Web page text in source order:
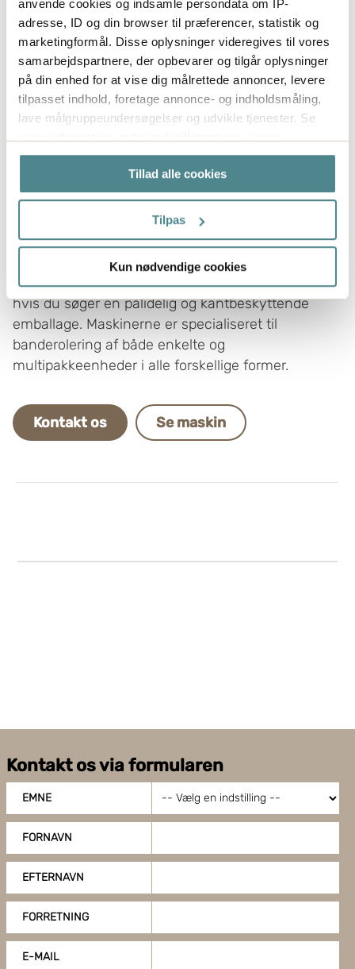
anvende cookies og indsamle persondata om IP-
adresse, ID og din browser til præferencer, statistik og
marketingformål. Disse oplysninger videregives til vores
samarbejdspartnere, der opbevarer og tilgår oplysninger
på din enhed for at vise dig målrettede annoncer, levere
tilpasset indhold, foretage annonce- og indholdsmåling,
lave målgruppeundersøgelser og udvikle tjenester. Se
persondatapolitik. Du kan altid trække dit samtykke
tilbage eller ændre indstillinger fra vores
"Cookiedeklaration", eller ved at trykke på "Privacy
Hvis du tillader det, vil vi også gerne:
Indsamle præcise oplysninger om din placering,
Identificere din enhed baseret på en scanning af
dens unikke karakteristika (fingerprinting)
Dine valg anvendes på hele websitet.
funktionalitet og optimere din brugeroplevelse. Ved at
tillade cookies på vores hjemmeside, giver du dit
Tillad alle cookies
Tilpas
Kun nødvendige cookies
Banderolekrympemaskiner
Fra beck packautomaten er den optimale løsning,
hvis du søger en pålidelig og kantbeskyttende
emballage. Maskinerne er specialiseret til
banderolering af både enkelte og
multipakkeenheder i alle forskellige former.
Kontakt os Se maskin
Kontakt os via formularen
EMNE
FORNAVN
EFTERNAVN
FORRETNING
E-MAIL